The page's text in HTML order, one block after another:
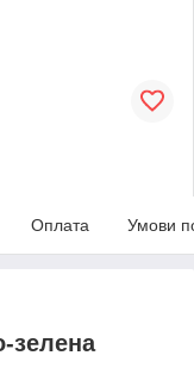
Оплата Умови
зелена